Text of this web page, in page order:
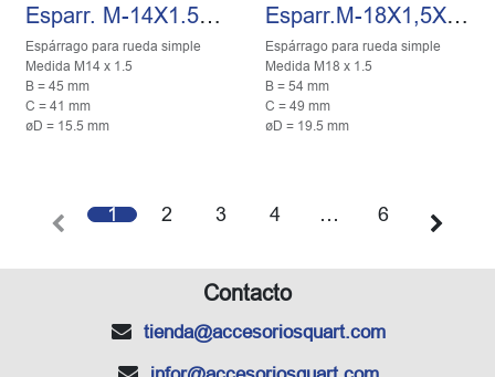
Esparr. M-14X1.5X41
Espárrago para rueda simple
Medida M14 x 1.5
B = 45 mm
C = 41 mm
øD = 15.5 mm
Esparr.M-18X1,5X49 309F004
Espárrago para rueda simple
Medida M18 x 1.5
B = 54 mm
C = 49 mm
øD = 19.5 mm
1 2 3 4 … 6
Contacto
tienda@accesoriosquart.com